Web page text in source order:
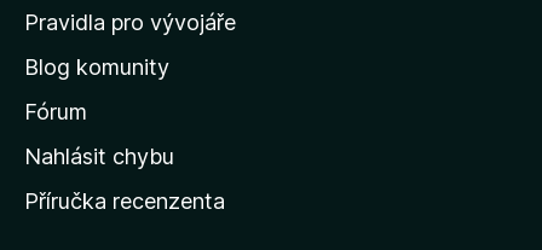
m
v
s
k
u
Pravidla pro vývojáře
Blog komunity
Fórum
Nahlásit chybu
Příručka recenzenta